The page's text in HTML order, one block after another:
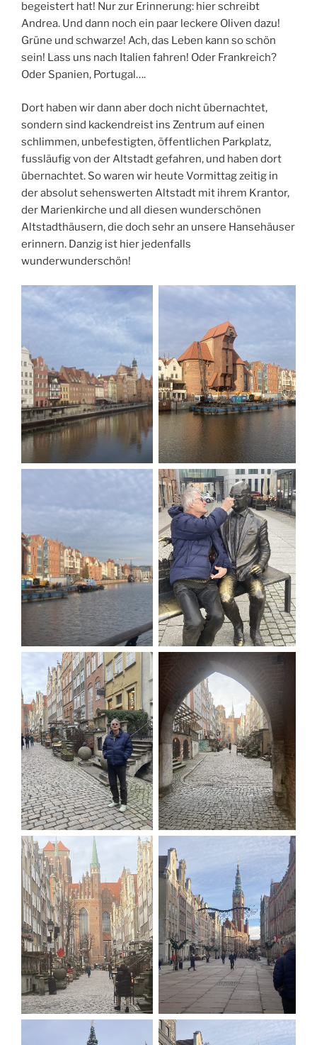
begeistert hat! Nur zur Erinnerung: hier schreibt
Andrea. Und dann noch ein paar leckere Oliven dazu!
Grüne und schwarze! Ach, das Leben kann so schön
sein! Lass uns nach Italien fahren! Oder Frankreich?
Oder Spanien, Portugal….
Dort haben wir dann aber doch nicht übernachtet,
sondern sind kackendreist ins Zentrum auf einen
schlimmen, unbefestigten, öffentlichen Parkplatz,
fussläufig von der Altstadt gefahren, und haben dort
übernachtet. So waren wir heute Vormittag zeitig in
der absolut sehenswerten Altstadt mit ihrem Krantor,
der Marienkirche und all diesen wunderschönen
Altstadthäusern, die doch sehr an unsere Hansehäuser
erinnern. Danzig ist hier jedenfalls
wunderwunderschön!